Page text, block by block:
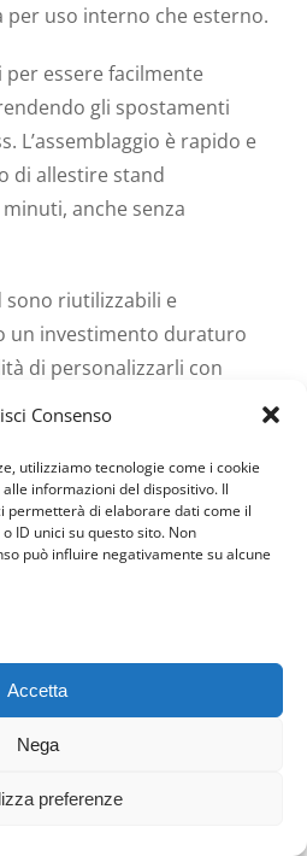
Consenso
utilizziamo tecnologie come i cookie
informazioni del dispositivo. Il
permetterà di elaborare dati come il
ID unici su questo sito. Non
può influire negativamente su alcune
Accetta
Nega
preferenze
per uso interno che esterno.
essere facilmente
gli spostamenti
L’assemblaggio è rapido e
di allestire stand
anche senza
sono riutilizzabili e
un investimento duraturo
di personalizzarli con
rende perfetti per
l’attenzione del
o punti vendita.
ideale per chi cerca un
elegante e pratico,
offrono numerosi vantaggi
ideale per chi cerca
e professionali:
fieristiche, road show,